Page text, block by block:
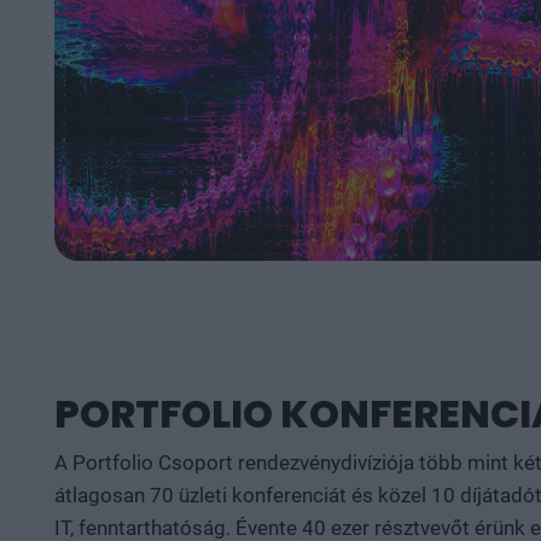
PORTFOLIO
A Portfolio Csoport rendezvénydivíziója több mint
átlagosan 70 üzleti konferenciát és közel 10
IT, fenntarthatóság. Évente 40 ezer résztvevőt